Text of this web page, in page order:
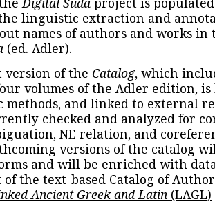
linguistic extraction and
names of authors and works in
(ed. Adler).
of the Catalog, which
volumes of the Adler edition, is
methods, and linked to external
checked and analyzed for
NE relation, and
versions of the catalog
and will be enriched with
of the text-based Catalog of
Ancient Greek and Latin (LAGL)